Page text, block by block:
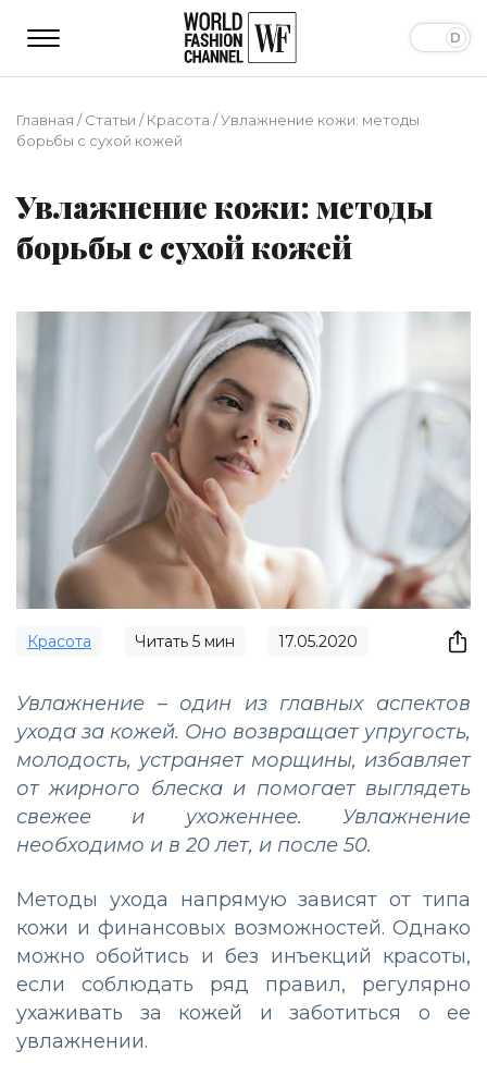
Главная /Статьи /Красота /Увлажнение кожи: методы
борьбы с сухой кожей
Увлажнение кожи: методы
борьбы с сухой кожей
Красота Читать 5 мин 17.05.2020
Увлажнение – один из главных аспектов
ухода за кожей. Оно возвращает упругость,
молодость, устраняет морщины, избавляет
от жирного блеска и помогает выглядеть
свежее и ухоженнее. Увлажнение
необходимо и в 20 лет, и после 50.
Методы ухода напрямую зависят от типа
кожи и финансовых возможностей. Однако
можно обойтись и без инъекций красоты,
если соблюдать ряд правил, регулярно
ухаживать за кожей и заботиться о ее
увлажнении.